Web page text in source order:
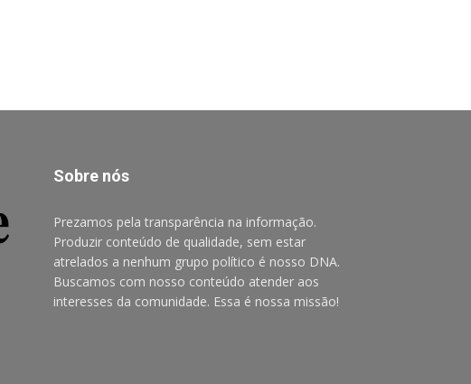
Sobre nós
Prezamos pela transparência na informação.
Produzir conteúdo de qualidade, sem estar
atrelados a nenhum grupo político é nosso DNA.
Buscamos com nosso conteúdo atender aos
interesses da comunidade. Essa é nossa missão!